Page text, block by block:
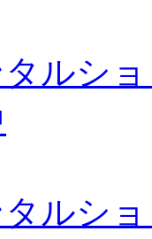
タルシ
タルシ